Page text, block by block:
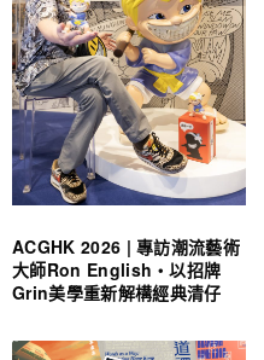
ACGHK 2026 | 專訪潮流藝術
大師Ron English・以招牌
Grin美學重新解構經典清仔